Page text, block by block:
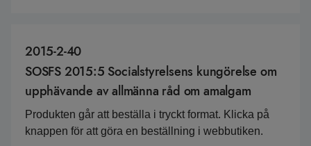
2015-2-40
SOSFS 2015:5 Socialstyrelsens kungörelse om
upphävande av allmänna råd om amalgam
Produkten går att beställa i tryckt format. Klicka på
knappen för att göra en beställning i webbutiken.